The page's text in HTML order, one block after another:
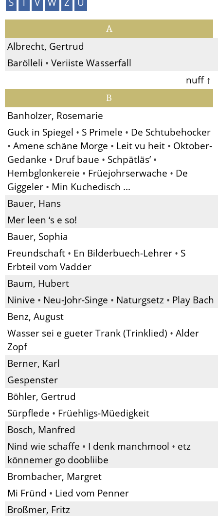
A
Albrecht, Gertrud
Barölleli • Veriiste Wasserfall
nuff ↑
B
Banholzer, Rosemarie
Guck in Spiegel • S Primele • De Schtubehocker
• Amene schäne Morge • Leit vu heit • Oktober-
Gedanke • Druf baue • Schpätläs’ •
Hembglonkereie • Früejohrserwache • De
Giggeler • Min Kuchedisch ...
Bauer, Hans
Mer leen ‘s e so!
Bauer, Sophia
Freundschaft • En Bilderbuech-Lehrer • S
Erbteil vom Vadder
Baum, Hubert
Ninive • Neu-Johr-Singe • Naturgsetz • Play Bach
Benz, August
Wasser sei e gueter Trank (Trinklied) • Alder
Zopf
Berner, Karl
Gespenster
Böhler, Gertrud
Sürpflede • Früehligs-Müedigkeit
Bosch, Manfred
Nind wie schaffe • I denk manchmool • etz
könnemer go doobliibe
Brombacher, Margret
Mi Fründ • Lied vom Penner
Broßmer, Fritz